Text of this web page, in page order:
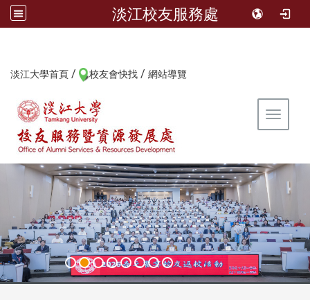
淡江校友服務處
淡江大學首頁 / 校友會快找 / 網站導覽
Toggle